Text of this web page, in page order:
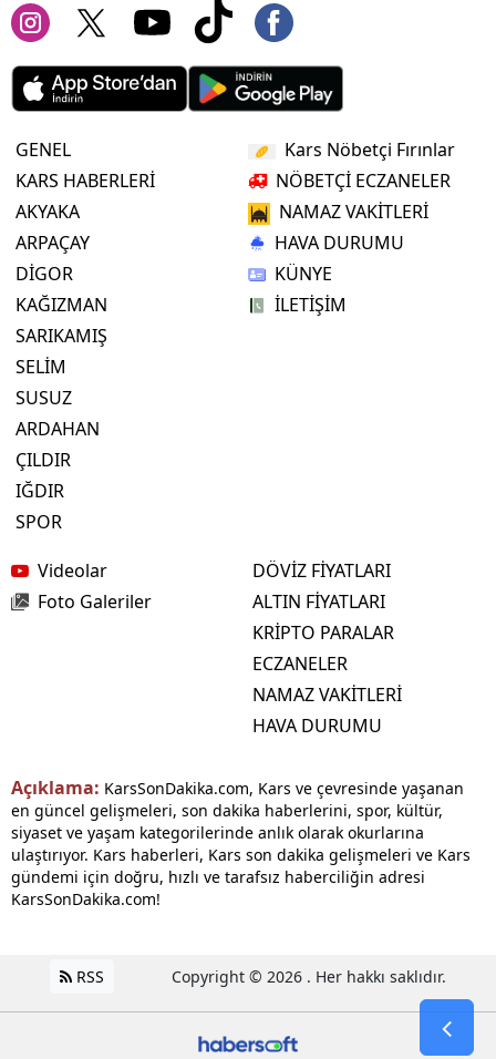
GENEL
KARS HABERLERİ
AKYAKA
ARPAÇAY
DİGOR
KAĞIZMAN
SARIKAMIŞ
SELİM
SUSUZ
ARDAHAN
ÇILDIR
IĞDIR
SPOR
Kars Nöbetçi Fırınlar
NÖBETÇİ ECZANELER
NAMAZ VAKİTLERİ
HAVA DURUMU
KÜNYE
İLETİŞİM
Videolar
Foto Galeriler
DÖVİZ FİYATLARI
ALTIN FİYATLARI
KRİPTO PARALAR
ECZANELER
NAMAZ VAKİTLERİ
HAVA DURUMU
Açıklama: KarsSonDakika.com, Kars ve çevresinde yaşanan
en güncel gelişmeleri, son dakika haberlerini, spor, kültür,
siyaset ve yaşam kategorilerinde anlık olarak okurlarına
ulaştırıyor. Kars haberleri, Kars son dakika gelişmeleri ve Kars
gündemi için doğru, hızlı ve tarafsız haberciliğin adresi
KarsSonDakika.com!
RSS Copyright © 2026 . Her hakkı saklıdır.